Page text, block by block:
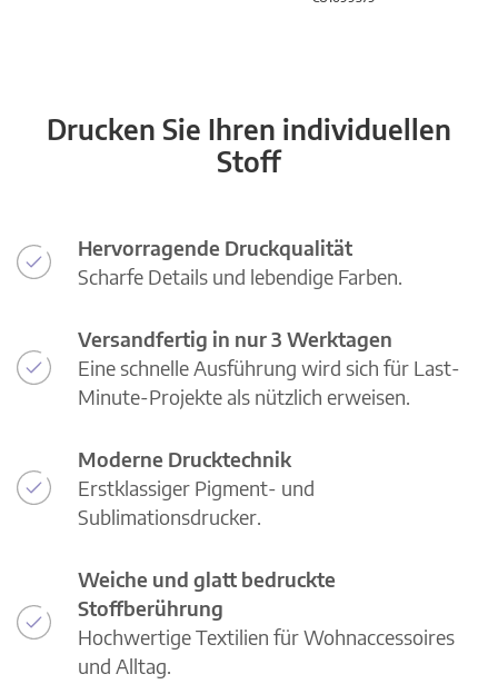
Drucken Sie Ihren individuellen
Stoff
Hervorragende Druckqualität
Scharfe Details und lebendige Farben.
Versandfertig in nur 3 Werktagen
Eine schnelle Ausführung wird sich für Last-
Minute-Projekte als nützlich erweisen.
Moderne Drucktechnik
Erstklassiger Pigment- und
Sublimationsdrucker.
Weiche und glatt bedruckte
Stoffberührung
Hochwertige Textilien für Wohnaccessoires
und Alltag.